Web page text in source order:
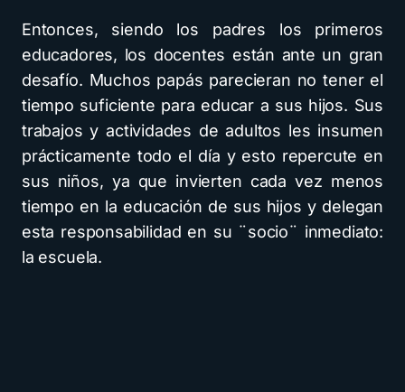
Entonces, siendo los padres los primeros
educadores, los docentes están ante un gran
desafío. Muchos papás parecieran no tener el
tiempo suficiente para educar a sus hijos. Sus
trabajos y actividades de adultos les insumen
prácticamente todo el día y esto repercute en
sus niños, ya que invierten cada vez menos
tiempo en la educación de sus hijos y delegan
esta responsabilidad en su ¨socio¨ inmediato:
la escuela.